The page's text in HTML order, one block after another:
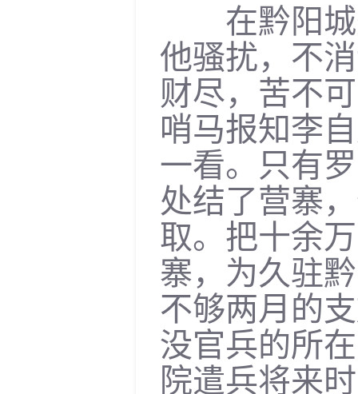
在黔阳城
他骚扰，不
财尽，苦不
哨马报知李
一看。只有
处结了营寨
取。把十余
寨，为久驻
不够两月的
没官兵的所
院遣兵将来